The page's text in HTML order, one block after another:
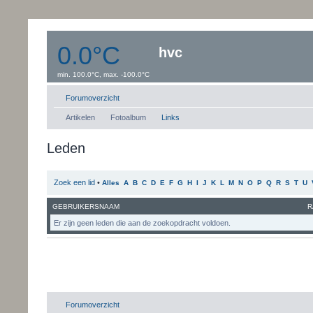
0.0°C
min. 100.0°C, max. -100.0°C
Windsnelheid:0 km/uur
hvc
Forumoverzicht
Artikelen Fotoalbum Links
Leden
Zoek een lid • Alles A B C D E F G H I J K L M N O P Q R S T U
GEBRUIKERSNAAM
Er zijn geen leden die aan de zoekopdracht voldoen.
Forumoverzicht